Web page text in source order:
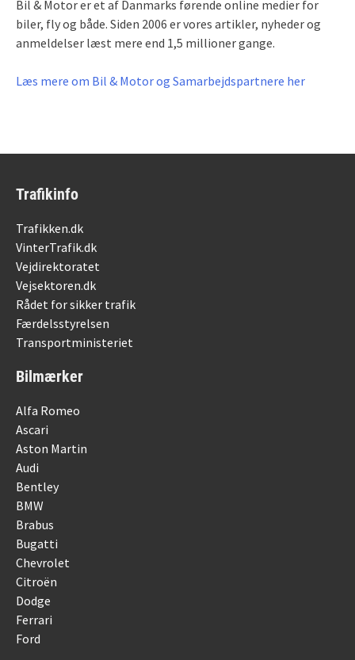
Bil & Motor er et af Danmarks førende online medier for
biler, fly og både. Siden 2006 er vores artikler, nyheder og
anmeldelser læst mere end 1,5 millioner gange.
Læs mere om Bil & Motor og Samarbejdspartnere her
Trafikinfo
Trafikken.dk
VinterTrafik.dk
Vejdirektoratet
Vejsektoren.dk
Rådet for sikker trafik
Færdelsstyrelsen
Transportministeriet
Bilmærker
Alfa Romeo
Ascari
Aston Martin
Audi
Bentley
BMW
Brabus
Bugatti
Chevrolet
Citroën
Dodge
Ferrari
Ford